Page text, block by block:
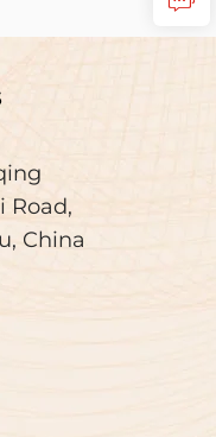
Road,
China